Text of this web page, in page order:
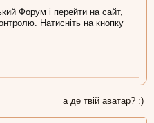
Форум і перейти на сайт,
Натисніть на кнопку
а де твій аватар? :)